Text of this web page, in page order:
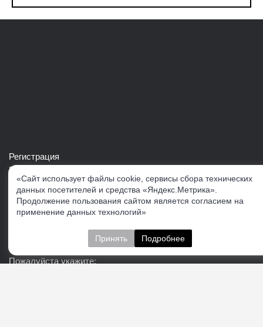
Регистрация
Войти в свой аккаунт
Скачать каталог продукции VERTUL
Следите за нами
Пожалуйста укажите:
«Сайт использует файлы cookie, сервисы сбора технических
данных посетителей и средства «Яндекс.Метрика».
Продолжение пользования сайтом является согласием на
применение данных технологий»
Принять Подробнее